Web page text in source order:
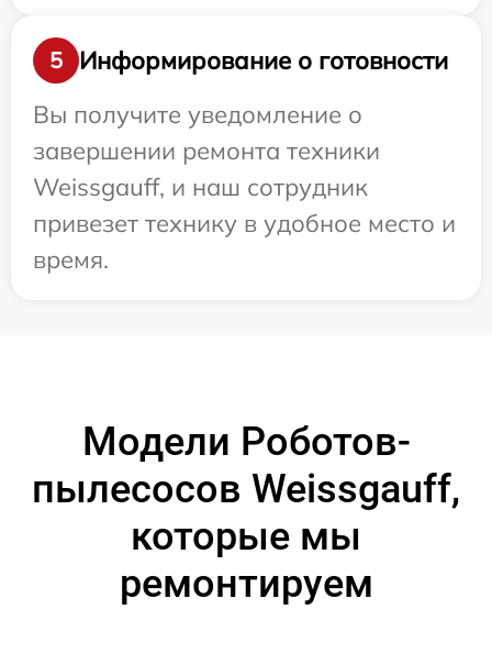
5
Информирование о готовности
Вы получите уведомление о
завершении ремонта техники
Weissgauff, и наш сотрудник
привезет технику в удобное место и
время.
Модели Роботов-
пылесосов Weissgauff,
которые мы
ремонтируем